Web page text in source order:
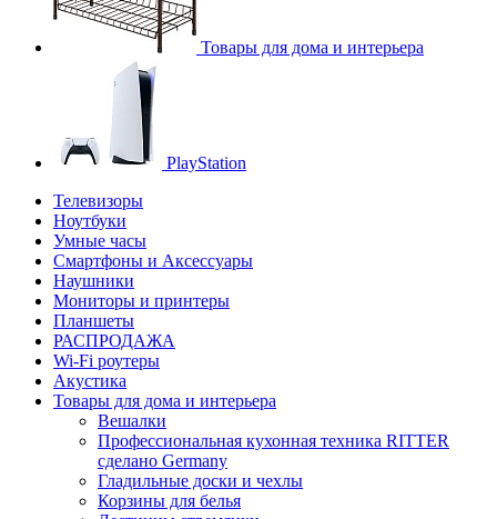
Товары для дома и интерьера
PlayStation
Телевизоры
Ноутбуки
Умные часы
Смартфоны и Аксессуары
Наушники
Мониторы и принтеры
Планшеты
РАСПРОДАЖА
Wi-Fi роутеры
Акустика
Товары для дома и интерьера
Вешалки
Профессиональная кухонная техника RITTER
сделано Germany
Гладильные доски и чехлы
Корзины для белья